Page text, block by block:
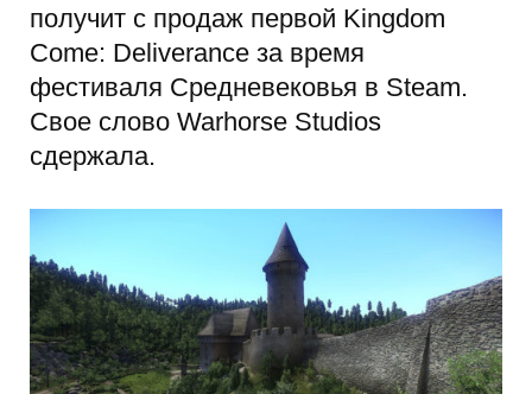
получит с продаж первой Kingdom
Come: Deliverance за время
фестиваля Средневековья в Steam.
Свое слово Warhorse Studios
сдержала.